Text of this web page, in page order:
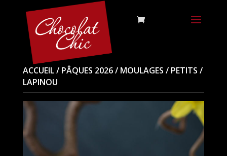
ACCUEIL/ PÂQUES 2026/ MOULAGES / PETITS /
LAPINOU